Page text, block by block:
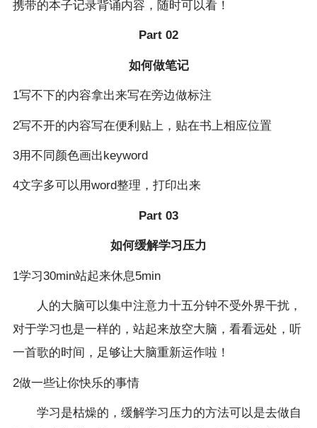
携带的本子记录背诵内容，随时可以看！
Part 02
如何做笔记
1写不下的内容拿出来写在旁边做标注
2写不开的内容写在便利贴上，贴在书上相应位置
3用不同颜色画出keyword
4文字多可以用word整理，打印出来
Part 03
如何缓解学习压力
1学习30min站起来休息5min
人的大脑可以集中注意力十五分钟不受外界干扰，
对于学习也是一样的，站起来放空大脑，看看远处，听
一首歌的时间，足够让大脑重新运作啦！
2做一些让你快乐的事情
学习是枯燥的，缓解学习压力的方法可以是去做自